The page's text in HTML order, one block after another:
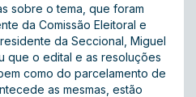
sobre o tema, que foram
da Comissão Eleitoral e
da Seccional, Miguel
que o edital e as resoluções
como do parcelamento de
as mesmas, estão